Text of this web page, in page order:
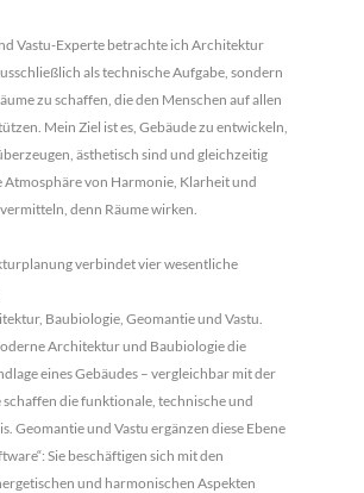
Vastu-Experte betrachte ich Architektur
als technische Aufgabe, sondern
zu schaffen, die den Menschen auf allen
Mein Ziel ist es, Gebäude zu entwickeln,
ästhetisch sind und gleichzeitig
Atmosphäre von Harmonie, Klarheit und
denn Räume wirken.
verbindet vier wesentliche
Baubiologie, Geomantie und Vastu.
Architektur und Baubiologie die
eines Gebäudes – vergleichbar mit der
schaffen die funktionale, technische und
Geomantie und Vastu ergänzen diese Ebene
Sie beschäftigen sich mit den
und harmonischen Aspekten